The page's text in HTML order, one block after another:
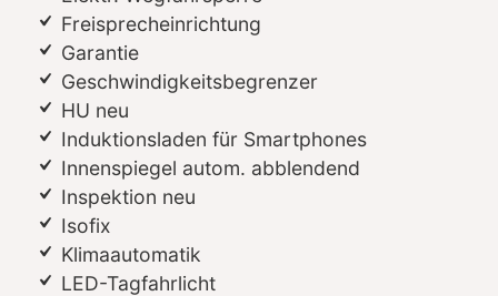
Freisprecheinrichtung
Garantie
Geschwindigkeitsbegrenzer
HU neu
Induktionsladen für Smartphones
Innenspiegel autom. abblendend
Inspektion neu
Isofix
Klimaautomatik
LED-Tagfahrlicht